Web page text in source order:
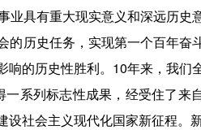
业具有重大现实意义和深远历史
的历史任务，实现第一个百年奋
的历史性胜利。10年来，我们
系列标志性成果，经受住了来
社会主义现代化国家新征程。